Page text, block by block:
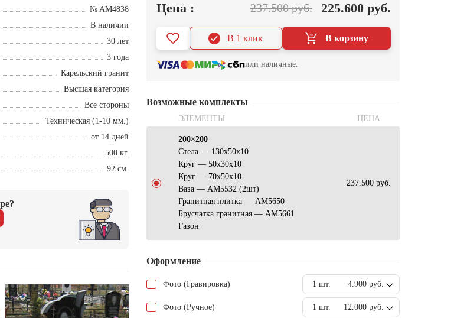
№ AM4838
В наличии
30 лет
3 года
Карельский гранит
Высшая категория
Все стороны
Техническая (1-10 мм.)
от 14 дней
500 кг.
92 см.
Цена : 237.500 руб. 225.600 руб.
В корзину
В 1 клик
или наличные.
Возможные комплекты
ЭЛЕМЕНТЫ ЦЕНА
200×200
Стела — 130х50х10
Круг — 50х30х10
Круг — 70х50х10
Ваза — АМ5532 (2шт)
Гранитная плитка — АМ5650
Брусчатка гранитная — АМ5661
Газон
237.500 руб.
Оформление
Фото (Гравировка) 1 шт. 4.900 руб.
Фото (Ручное) 1 шт. 12.000 руб.